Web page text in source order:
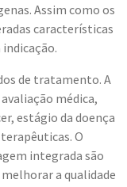
Assim como os
características
de tratamento. A
médica,
estágio da doença
O
integrada são
a qualidade